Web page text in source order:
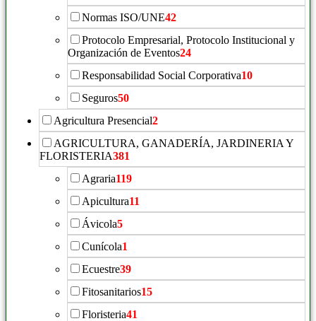
Normas ISO/UNE42
Protocolo Empresarial, Protocolo Institucional y
Organización de Eventos24
Responsabilidad Social Corporativa10
Seguros50
Agricultura Presencial2
AGRICULTURA, GANADERÍA, JARDINERIA Y
FLORISTERIA381
Agraria119
Apicultura11
Ávicola5
Cunícola1
Ecuestre39
Fitosanitarios15
Floristeria41